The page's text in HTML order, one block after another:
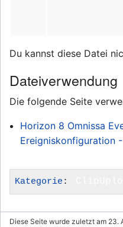
Du kannst diese Datei
Dateiverwendung
Die folgende Seite
Horizon 8 Omnissa
Ereigniskonfiguration
Kategorie :
Diese Seite wurde zuletzt am 23.